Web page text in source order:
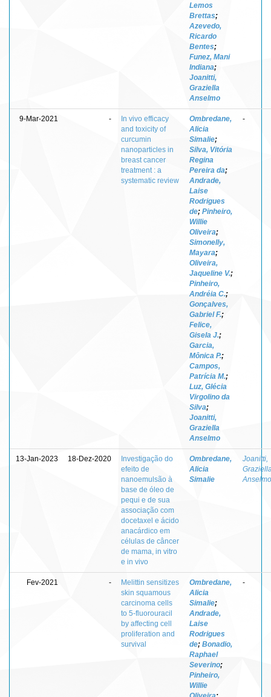
Lemos
Brettas;
Azevedo,
Ricardo
Bentes;
Funez, Mani
Indiana;
Joanitti,
Graziella
Anselmo
9-Mar-2021 -
In vivo efficacy
and toxicity of
curcumin
nanoparticles in
breast cancer
treatment : a
systematic review
Ombredane,
Alicia
Simalie;
Silva, Vitória
Regina
Pereira da;
Andrade,
Laise
Rodrigues
de; Pinheiro,
Willie
Oliveira;
Simonelly,
Mayara;
Oliveira,
Jaqueline V.;
Pinheiro,
Andréia C.;
Gonçalves,
Gabriel F.;
Felice,
Gisela J.;
Garcia,
Mônica P.;
Campos,
Patrícia M.;
Luz, Glécia
Virgolino da
Silva;
Joanitti,
Graziella
Anselmo
-
13-Jan-2023 18-Dez-2020
Investigação do
efeito de
nanoemulsão à
base de óleo de
pequi e de sua
associação com
docetaxel e ácido
anacárdico em
células de câncer
de mama, in vitro
e in vivo
Ombredane,
Alicia
Simalie
Joanitti,
Anselmo
Fev-2021 -
Melittin sensitizes
skin squamous
carcinoma cells
to 5-fluorouracil
by affecting cell
proliferation and
survival
Ombredane,
Alicia
Simalie;
Andrade,
Laise
Rodrigues
de; Bonadio,
Raphael
Severino;
Pinheiro,
Willie
-